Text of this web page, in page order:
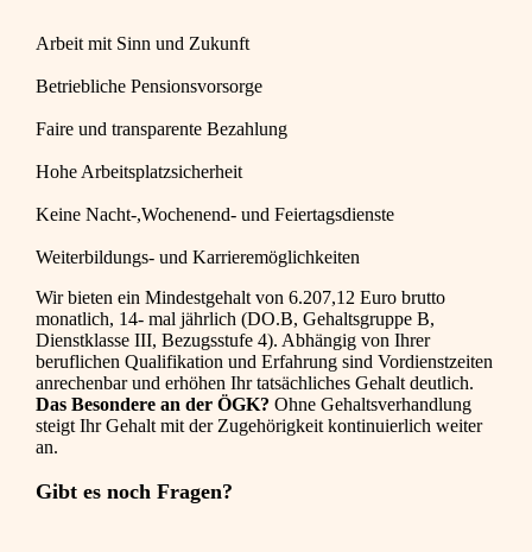
Arbeit mit Sinn und Zukunft
Betriebliche Pensionsvorsorge
Faire und transparente Bezahlung
Hohe Arbeitsplatzsicherheit
Keine Nacht-,Wochenend- und Feiertagsdienste
Weiterbildungs- und Karrieremöglichkeiten
Wir bieten ein Mindestgehalt von 6.207,12 Euro brutto
monatlich, 14- mal jährlich (DO.B, Gehaltsgruppe B,
Dienstklasse III, Bezugsstufe 4). Abhängig von Ihrer
beruflichen Qualifikation und Erfahrung sind Vordienstzeiten
anrechenbar und erhöhen Ihr tatsächliches Gehalt deutlich.
Das Besondere an der ÖGK? Ohne Gehaltsverhandlung
steigt Ihr Gehalt mit der Zugehörigkeit kontinuierlich weiter
an.
Gibt es noch Fragen?